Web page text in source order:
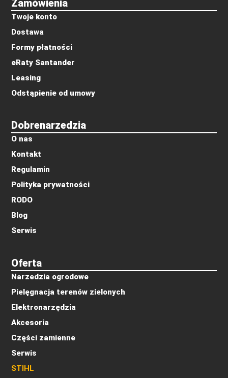
Oferta
Narzedzia ogrodowe
Pielęgnacja terenów zielonych
Elektronarzędzia
Akcesoria
Części zamienne
Serwis
STIHL
Dobrenarzedzia
O nas
Kontakt
Regulamin
Polityka prywatności
RODO
Blog
Serwis
Zamówienia
Twoje konto
Dostawa
Formy płatności
eRaty Santander
Leasing
Odstąpienie od umowy